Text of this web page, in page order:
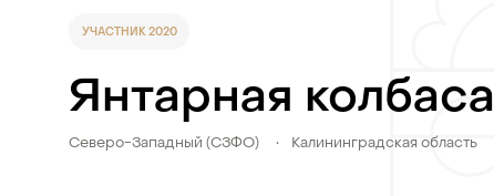
УЧАСТНИК 2020
Янтарная колбаса
Северо-Западный (СЗФО) • Калининградская область